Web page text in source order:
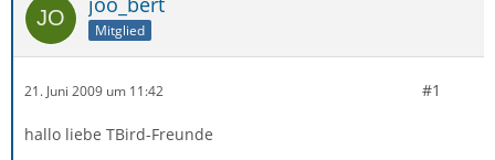
Mitglied
21. Juni 2009 um 11:42 #1
hallo liebe TBird-Freunde